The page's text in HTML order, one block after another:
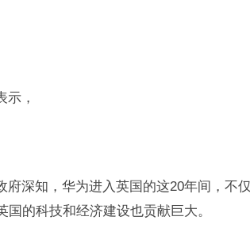
示，
府深知，华为进入英国的这20年间，不
国的科技和经济建设也贡献巨大。